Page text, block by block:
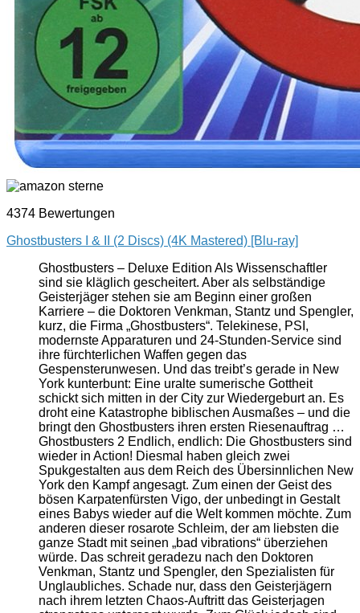
4374 Bewertungen
Ghostbusters I & II (2 Discs) (4K Mastered) [Blu-ray]
Ghostbusters – Deluxe Edition Als Wissenschaftler
sind sie kläglich gescheitert. Aber als selbständige
Geisterjäger stehen sie am Beginn einer großen
Karriere – die Doktoren Venkman, Stantz und Spengler,
kurz, die Firma „Ghostbusters“. Telekinese, PSI,
modernste Apparaturen und 24-Stunden-Service sind
ihre fürchterlichen Waffen gegen das
Gespensterunwesen. Und das treibt’s gerade in New
York kunterbunt: Eine uralte sumerische Gottheit
schickt sich mitten in der City zur Wiedergeburt an. Es
droht eine Katastrophe biblischen Ausmaßes – und die
bringt den Ghostbusters ihren ersten Riesenauftrag …
Ghostbusters 2 Endlich, endlich: Die Ghostbusters sind
wieder in Action! Diesmal haben gleich zwei
Spukgestalten aus dem Reich des Übersinnlichen New
York den Kampf angesagt. Zum einen der Geist des
bösen Karpatenfürsten Vigo, der unbedingt in Gestalt
eines Babys wieder auf die Welt kommen möchte. Zum
anderen dieser rosarote Schleim, der am liebsten die
ganze Stadt mit seinen „bad vibrations“ überziehen
würde. Das schreit geradezu nach den Doktoren
Venkman, Stantz und Spengler, den Spezialisten für
Unglaubliches. Schade nur, dass den Geisterjägern
nach ihrem letzten Chaos-Auftritt das Geisterjagen